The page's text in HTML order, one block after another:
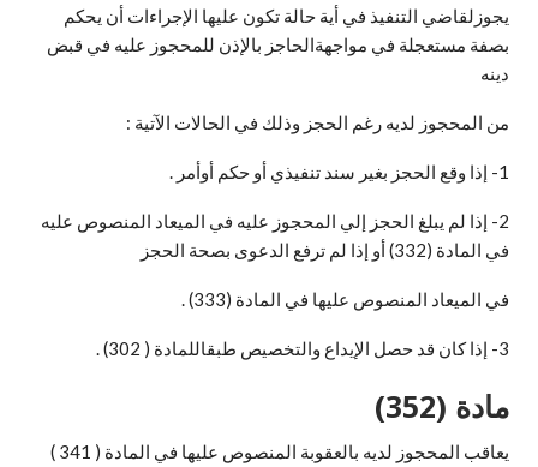
يجوزلقاضي التنفيذ في أية حالة تكون عليها الإجراءات أن يحكم
بصفة مستعجلة في مواجهةالحاجز بالإذن للمحجوز عليه في قبض
دينه
من المحجوز لديه رغم الحجز وذلك في الحالات الآتية :
1- إذا وقع الحجز بغير سند تنفيذي أو حكم أوأمر .
2- إذا لم يبلغ الحجز إلي المحجوز عليه في الميعاد المنصوص عليه
في المادة (332) أو إذا لم ترفع الدعوى بصحة الحجز
في الميعاد المنصوص عليها في المادة (333) .
3- إذا كان قد حصل الإيداع والتخصيص طبقاللمادة ( 302) .
مادة (352)
يعاقب المحجوز لديه بالعقوبة المنصوص عليها في المادة ( 341 )